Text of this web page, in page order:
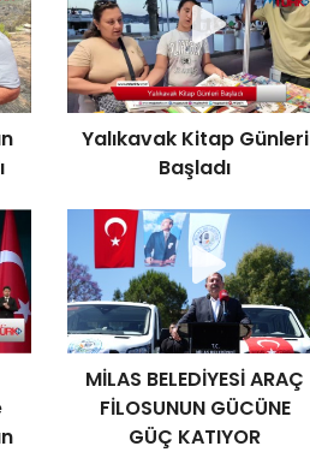
Yalıkavak Kitap Günleri
Başladı
MİLAS BELEDİYESİ ARAÇ
FİLOSUNUN GÜCÜNE
GÜÇ KATIYOR